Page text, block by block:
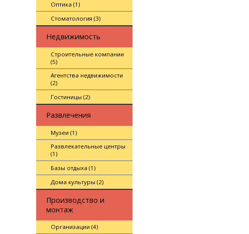
Оптика (1)
Стоматология (3)
Недвижимость
Строительные компании
(5)
Агентства недвижимости
(2)
Гостиницы (2)
Развлечения
Музеи (1)
Развлекательные центры
(1)
Базы отдыха (1)
Дома культуры (2)
Производство и
монтаж
Организации (4)